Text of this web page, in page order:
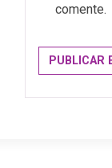
comente.